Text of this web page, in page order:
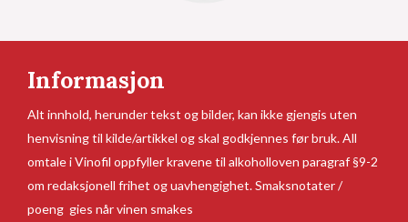
Informasjon
Alt innhold, herunder tekst og bilder, kan ikke gjengis uten
henvisning til kilde/artikkel og skal godkjennes før bruk. All
omtale i Vinofil oppfyller kravene til alkoholloven paragraf §9-2
om redaksjonell frihet og uavhengighet. Smaksnotater /
poeng gies når vinen smakes